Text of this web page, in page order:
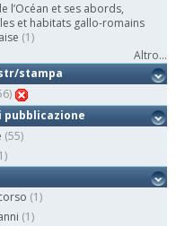
l’Océan et ses abords,
et habitats gallo-romains
(1)
Altro...
stampa
pubblicazione
(55)
(1)
(1)